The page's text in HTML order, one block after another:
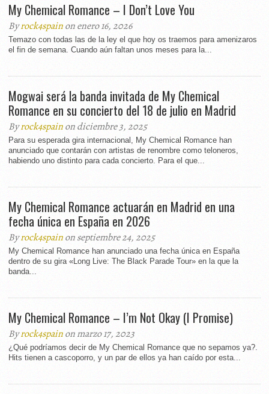
My Chemical Romance – I Don’t Love You
Byrock4spainon enero 16, 2026
Temazo con todas las de la ley el que hoy os traemos para amenizaros
el fin de semana. Cuando aún faltan unos meses para la...
Mogwai será la banda invitada de My Chemical
Romance en su concierto del 18 de julio en Madrid
Byrock4spainon diciembre 3, 2025
Para su esperada gira internacional, My Chemical Romance han
anunciado que contarán con artistas de renombre como teloneros,
habiendo uno distinto para cada concierto. Para el que...
My Chemical Romance actuarán en Madrid en una
fecha única en España en 2026
Byrock4spainon septiembre 24, 2025
My Chemical Romance han anunciado una fecha única en España
dentro de su gira «Long Live: The Black Parade Tour» en la que la
banda...
My Chemical Romance – I’m Not Okay (I Promise)
Byrock4spainon marzo 17, 2023
¿Qué podríamos decir de My Chemical Romance que no sepamos ya?.
Hits tienen a cascoporro, y un par de ellos ya han caído por esta...